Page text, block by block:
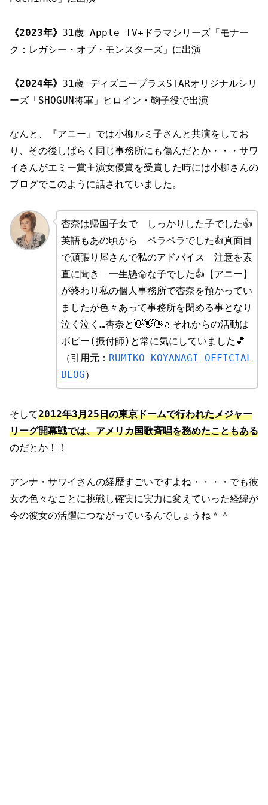
《2023年》 31歳 Apple TV+ドラマシリーズ「モナー
ク：レガシー・オブ・モンスターズ」に出演
《2024年》 31歳 ディズニープラスSTARオリジナルシリ
ーズ「SHOGUN将軍」ヒロイン・鞠子役で出演
なんと、『アニー』では小柳ルミ子さんと共演をしてお
り、その後しばらく同じ事務所にも傷んだとか・・・サワ
イさんがエミー賞主演女優賞を受賞した時には小柳さんの
ブログでこのように話されていました。
杏奈は帰国子女で しっかりした子でした👍
英語もあの頃から ペラペラでした👍真面目
で頑張り屋さんで私のアドバイス 注意を素
直に聞き 一生懸命な子でした👍【アニー】
が終わり私の個人事務所で杏奈を預かってい
ましたが色々あって事務所を閉める事となり
泣く泣く…杏奈と👋👋👋💧それからの活動は
ボビー(振付師)と常に気にしていました💕
（引用元： RUMIKO KOYANAGI OFFICIAL
BLOG）
そして2012年3月25日の東京ドームで行われたメジャー
リーグ開幕戦では、アメリカ国歌斉唱を務めたこともある
のだとか！！
アンナ・サワイさんの経歴すごいですよね・・・・でも彼
女の色々なことに挑戦し確実に実力に変えていった経緯が
今の彼女の活躍につながっているんでしょうね＾＾